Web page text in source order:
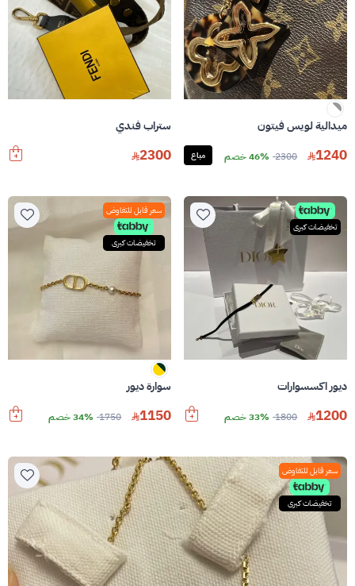
ميدالية لويس فيتون
1240
2300 46% خصم مباع
ستراب فندي
2300
تخفيضات كبرى
ديور اكسسوارات
1200
1800 33% خصم
سعر قابل للتفاوض
تخفيضات كبرى
سوارة ديور
1150
1750 34% خصم
سعر قابل للتفاوض
تخفيضات كبرى